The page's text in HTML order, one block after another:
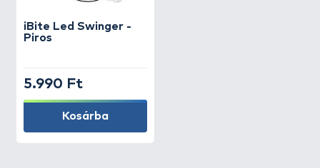
iBite Led Swinger -
Piros
5.990 Ft
Kosárba